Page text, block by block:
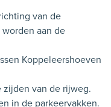
van de
worden aan de
Koppeleershoeven
zijden van de rijweg.
in de parkeervakken.